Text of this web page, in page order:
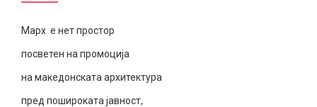
Марх е нет простор
посветен на промоција
на македонската архитектура
пред пошироката јавност,